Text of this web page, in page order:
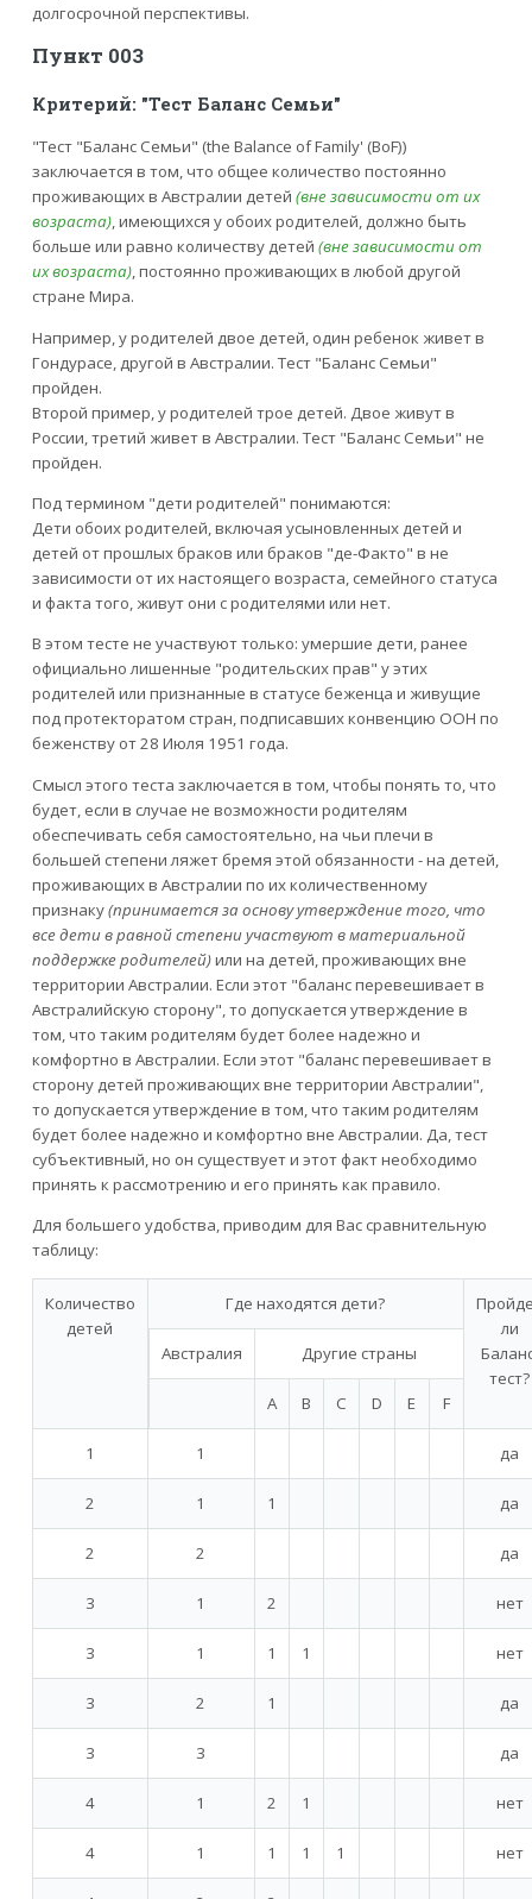
долгосрочной перспективы.
Пункт 003
Критерий: "Тест Баланс Семьи"
"Тест "Баланс Семьи" (the Balance of Family' (BoF))
заключается в том, что общее количество постоянно
проживающих в Австралии детей (вне зависимости от их
возраста), имеющихся у обоих родителей, должно быть
больше или равно количеству детей (вне зависимости от
их возраста), постоянно проживающих в любой другой
стране Мира.
Например, у родителей двое детей, один ребенок живет в
Гондурасе, другой в Австралии. Тест "Баланс Семьи"
пройден.
Второй пример, у родителей трое детей. Двое живут в
России, третий живет в Австралии. Тест "Баланс Семьи" не
пройден.
Под термином "дети родителей" понимаются:
Дети обоих родителей, включая усыновленных детей и
детей от прошлых браков или браков "де-Факто" в не
зависимости от их настоящего возраста, семейного статуса
и факта того, живут они с родителями или нет.
В этом тесте не участвуют только: умершие дети, ранее
официально лишенные "родительских прав" у этих
родителей или признанные в статусе беженца и живущие
под протекторатом стран, подписавших конвенцию ООН по
беженству от 28 Июля 1951 года.
Смысл этого теста заключается в том, чтобы понять то, что
будет, если в случае не возможности родителям
обеспечивать себя самостоятельно, на чьи плечи в
большей степени ляжет бремя этой обязанности - на детей,
проживающих в Австралии по их количественному
признаку(принимается за основу утверждение того, что
все дети в равной степени участвуют в материальной
поддержке родителей)или на детей, проживающих вне
территории Австралии. Если этот "баланс перевешивает в
Австралийскую сторону", то допускается утверждение в
том, что таким родителям будет более надежно и
комфортно в Австралии. Если этот "баланс перевешивает в
сторону детей проживающих вне территории Австралии",
то допускается утверждение в том, что таким родителям
будет более надежно и комфортно вне Австралии. Да, тест
субъективный, но он существует и этот факт необходимо
принять к рассмотрению и его принять как правило.
Для большего удобства, приводим для Вас сравнительную
таблицу:
Количество
детей
Где находятся дети?
ли
тест?
Австралия Другие страны
A B C D E F
1 1 да
2 1 1 да
2 2 да
3 1 2 нет
3 1 1 1 нет
3 2 1 да
3 3 да
4 1 2 1 нет
4 1 1 1 1 нет